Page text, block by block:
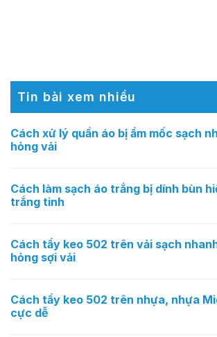
Tin bài xem nhiều
Cách xử lý quần áo bị ẩm mốc sạch
hỏng vải
Cách làm sạch áo trắng bị dính bùn
trắng tinh
Cách tẩy keo 502 trên vải sạch
hỏng sợi vải
Cách tẩy keo 502 trên nhựa, nhựa
cực dễ